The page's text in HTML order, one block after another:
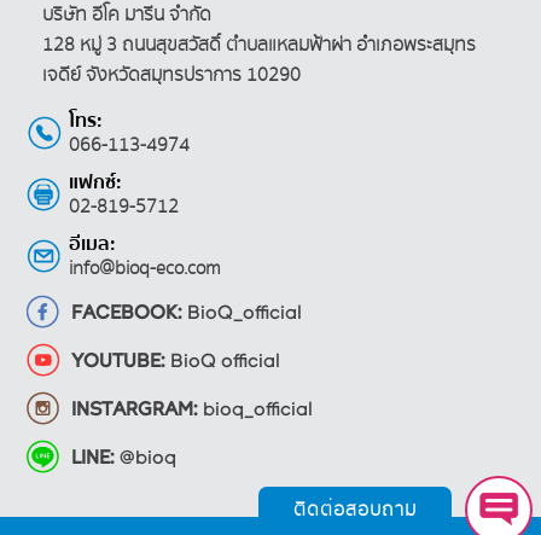
บริษัท อีโค มารีน จำกัด
128 หมู่ 3 ถนนสุขสวัสดิ์ ตำบลแหลมฟ้าผ่า อำเภอพระสมุทร
เจดีย์ จังหวัดสมุทรปราการ 10290
โทร:
066-113-4974
แฟกซ์:
02-819-5712
อีเมล:
info@bioq-eco.com
FACEBOOK: BioQ_official
YOUTUBE: BioQ official
INSTARGRAM: bioq_official
LINE: @bioq
ติดต่อสอบถาม